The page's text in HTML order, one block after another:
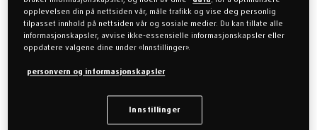
Velg din Følelse
Myk
opplevelsen din på nettsiden vår, måle trafikk og vise deg personlig
tilpasset innhold på nettsiden vår og sosiale medier. Du kan tillate alle
informasjonskapsler, avvise ikke-essensielle informasjonskapsler eller
oppdatere valgene dine under «Innstillinger».
personvern og informasjonskapsler
Innstillinger